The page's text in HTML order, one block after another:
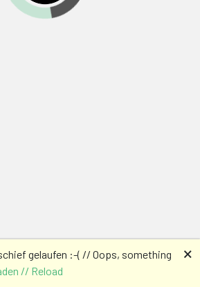
gelaufen :-( // Oops, something
// Reload
🗙